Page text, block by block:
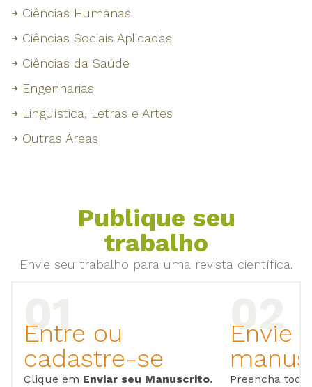
Ciências Humanas
Ciências Sociais Aplicadas
Ciências da Saúde
Engenharias
Linguística, Letras e Artes
Outras Áreas
Publique seu
trabalho
Envie seu trabalho para uma revista científica.
Entre ou
cadastre-se
Clique em Enviar seu Manuscrito.
Envie
Preencha